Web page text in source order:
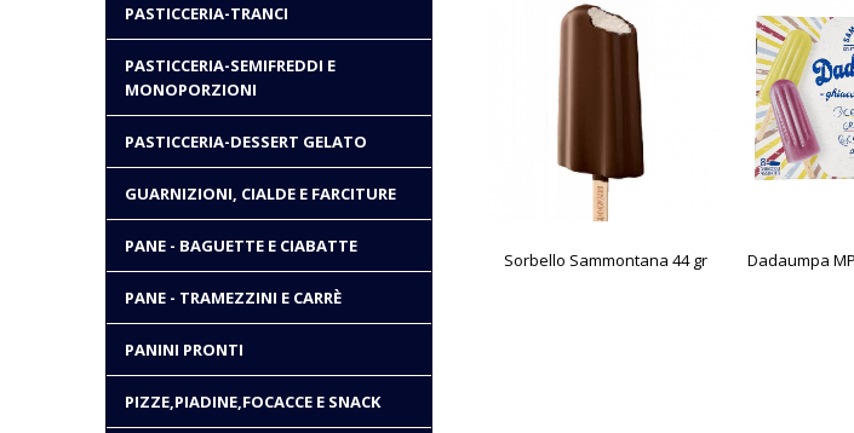
Sorbello Sammontana 44 gr
PASTICCERIA-TRANCI
PASTICCERIA-SEMIFREDDI E
MONOPORZIONI
PASTICCERIA-DESSERT GELATO
GUARNIZIONI, CIALDE E FARCITURE
PANE - BAGUETTE E CIABATTE
PANE - TRAMEZZINI E CARRÈ
PANINI PRONTI
PIZZE,PIADINE,FOCACCE E SNACK